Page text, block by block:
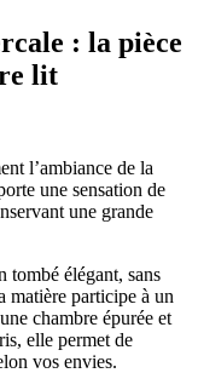
: la pièce
lit
l’ambiance de la
une sensation de
une grande
tombé élégant, sans
matière participe à un
chambre épurée et
elle permet de
vos envies.